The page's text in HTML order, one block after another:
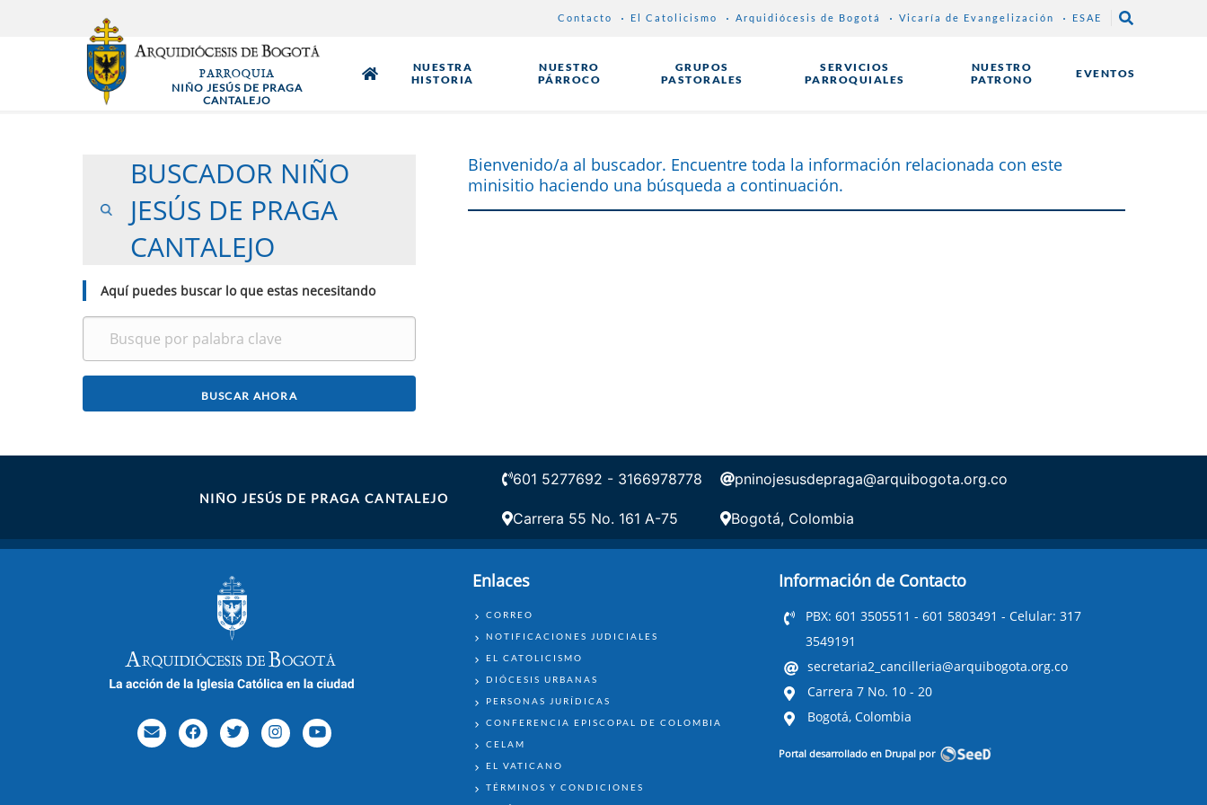
Contacto El Catolicismo Arquidiócesis de Bogotá Vicaría de Evangelización ESAE
PARROQUIA
NIÑO JESÚS DE PRAGA
CANTALEJO
NUESTRA
HISTORIA
NUESTRO
PÁRROCO
GRUPOS
PASTORALES
SERVICIOS
PARROQUIALES
NUESTRO
PATRONO
EVENTOS
BUSCADOR NIÑO
JESÚS DE PRAGA
CANTALEJO
Aquí puedes buscar lo que estas necesitando
Bienvenido/a al buscador. Encuentre toda la información relacionada con este
minisitio haciendo una búsqueda a continuación.
NIÑO JESÚS DE PRAGA CANTALEJO
601 5277692 - 3166978778 pninojesusdepraga@arquibogota.org.co
Carrera 55 No. 161 A-75 Bogotá, Colombia
Enlaces
ENLACES
CORREO
NOTIFICACIONES JUDICIALES
EL CATOLICISMO
DIÓCESIS URBANAS
PERSONAS JURÍDICAS
CONFERENCIA EPISCOPAL DE COLOMBIA
CELAM
EL VATICANO
TÉRMINOS Y CONDICIONES
Información de Contacto
PBX: 601 3505511 - 601 5803491 - Celular: 317
3549191
secretaria2_cancilleria@arquibogota.org.co
Carrera 7 No. 10 - 20
Bogotá, Colombia
Portal desarrollado en Drupal por